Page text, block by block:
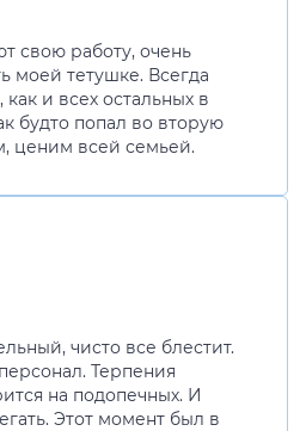
свою работу, очень
моей тетушке. Всегда
и всех остальных в
будто попал во вторую
ценим всей семьей.
чисто все блестит.
Терпения
на подопечных. И
Этот момент был в